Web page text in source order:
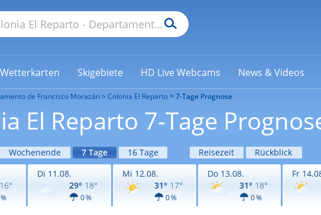
Wetterkarten Skigebiete HD Live Webcams News & Videos
de Francisco Morazán Colonia El Reparto 7-Tage Prognose
El Reparto 7-Tage
Wochenende 7 Tage 16 Tage Reisezeit
Rückblick
16°
Di 11.08.
29° 18°
0 %
Mi 12.08.
31° 17°
0 %
Do 13.08.
31° 18°
0 %
Fr